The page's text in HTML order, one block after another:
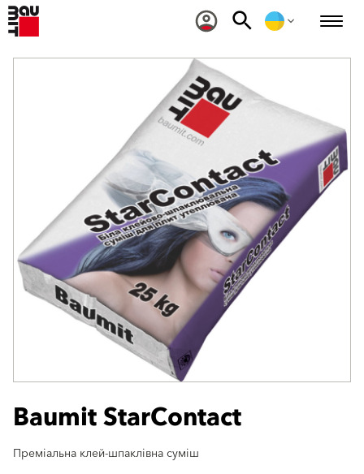
Baumit StarContact
Преміальна клей-шпаклівна суміш